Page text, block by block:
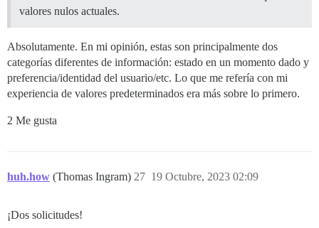
valores nulos actuales.
Absolutamente. En mi opinión, estas son principalmente dos
categorías diferentes de información: estado en un momento dado y
preferencia/identidad del usuario/etc. Lo que me refería con mi
experiencia de valores predeterminados era más sobre lo primero.
2 Me gusta
huh.how (Thomas Ingram) 19 Octubre, 2023 02:09
27
¡Dos solicitudes!